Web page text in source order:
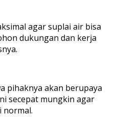
agar suplai air bisa
dukungan dan kerja
pihaknya akan berupaya
secepat mungkin agar
normal.